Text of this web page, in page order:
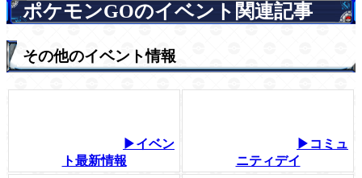
ポケモンGOのイベント関連記事
その他のイベント情報
▶イベン
ト最新情報
▶コミュ
ニティデイ